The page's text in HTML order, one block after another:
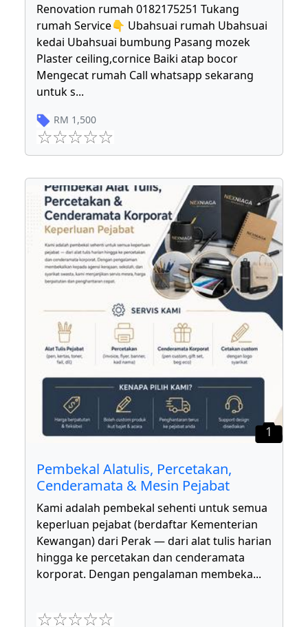
Renovation rumah 0182175251 Tukang
rumah Service👇 Ubahsuai rumah Ubahsuai
kedai Ubahsuai bumbung Pasang mozek
Plaster ceiling,cornice Baiki atap bocor
Mengecat rumah Call whatsapp sekarang
untuk s...
RM 1,500
1
Pembekal Alatulis, Percetakan,
Cenderamata & Mesin Pejabat
Kami adalah pembekal sehenti untuk semua
keperluan pejabat (berdaftar Kementerian
Kewangan) dari Perak — dari alat tulis harian
hingga ke percetakan dan cenderamata
korporat. Dengan pengalaman membeka...